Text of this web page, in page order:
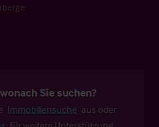
Sie suchen?
Immobiliensuche aus oder